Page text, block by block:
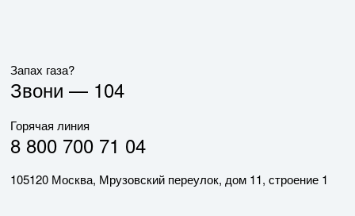
Запах газа?
Звони — 104
Горячая линия
8 800 700 71 04
105120 Москва, Мрузовский переулок, дом 11, строение 1